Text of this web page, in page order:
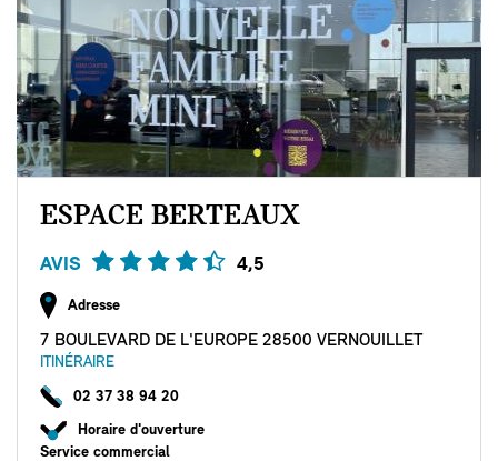
ESPACE BERTEAUX
AVIS 4,5
Adresse
7 BOULEVARD DE L'EUROPE 28500 VERNOUILLET
ITINÉRAIRE
02 37 38 94 20
Horaire d'ouverture
Service commercial